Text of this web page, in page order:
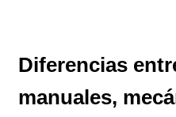
Diferencias
manuales,